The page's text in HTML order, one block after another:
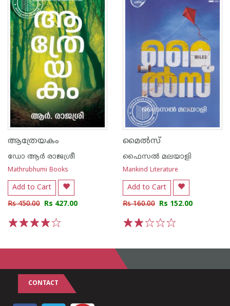
ആത്രേയകം
ഡോ ആര്‍ രാജശ്രീ
Mathrubhumi Books
Add to Cart
Rs 450.00 Rs 427.00
മൈൽസ്
ഫൈസൽ മലയാളി
Mankind Literature
Add to Cart
Rs 160.00 Rs 152.00
CONTACT